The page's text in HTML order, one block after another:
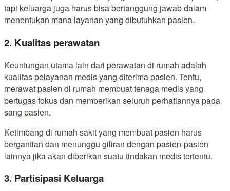
tapi keluarga juga harus bisa bertanggung jawab dalam
menentukan mana layanan yang dibutuhkan pasien.
2. Kualitas perawatan
Keuntungan utama lain dari perawatan di rumah adalah
kualitas pelayanan medis yang diterima pasien. Tentu,
merawat pasien di rumah membuat tenaga medis yang
bertugas fokus dan memberikan seluruh perhatiannya pada
sang pasien.
Ketimbang di rumah sakit yang membuat pasien harus
bergantian dan menunggu giliran dengan pasien-pasien
lainnya jika akan diberikan suatu tindakan medis tertentu.
3. Partisipasi Keluarga